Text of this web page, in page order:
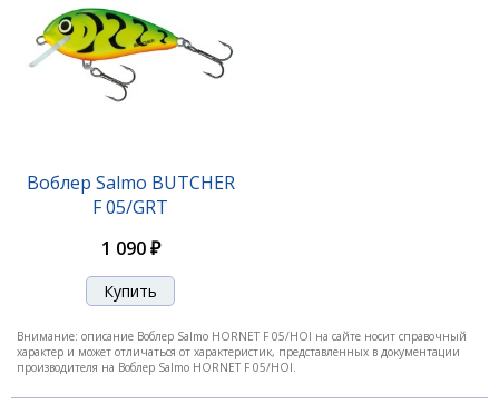
Воблер Salmo BUTCHER
F 05/GRT
1 090 ₽
Внимание: описание Воблер Salmo HORNET F 05/HOI на сайте носит справочный
характер и может отличаться от характеристик, представленных в документации
производителя на Воблер Salmo HORNET F 05/HOI.